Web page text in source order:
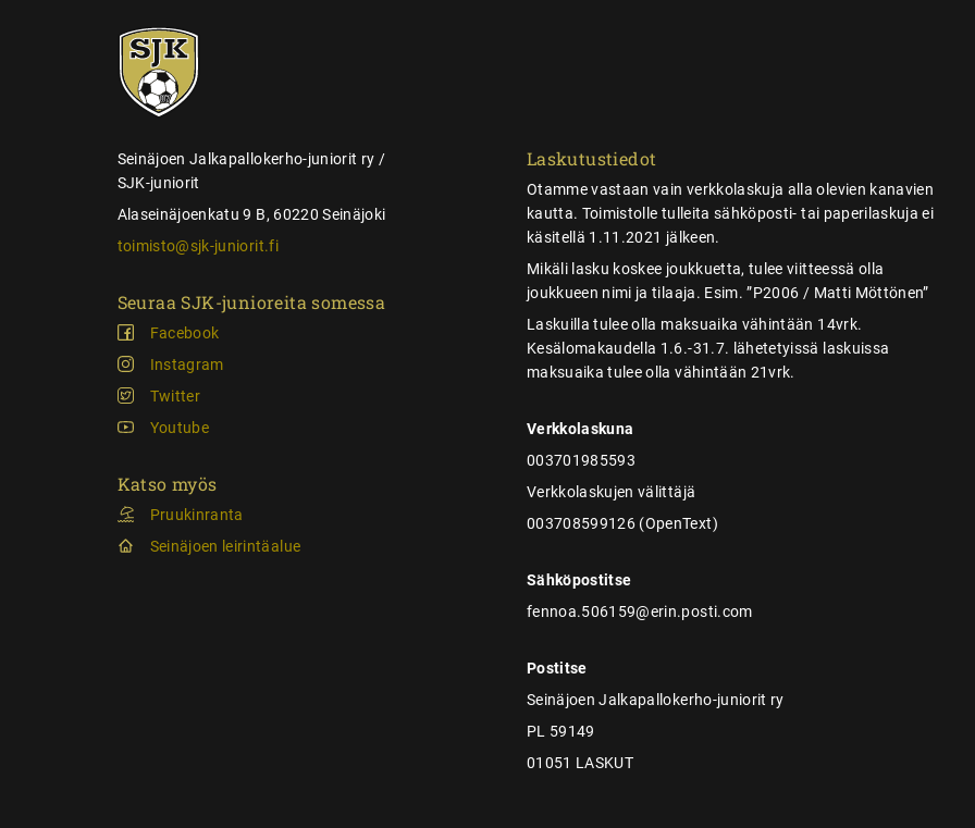
SJK-
juniorit
Seinäjoen Jalkapallokerho-juniorit ry /
SJK-juniorit
Alaseinäjoenkatu 9 B, 60220 Seinäjoki
toimisto@sjk-juniorit.fi
Seuraa SJK-junioreita somessa
Facebook
Instagram
Twitter
Youtube
Katso myös
Pruukinranta
Seinäjoen leirintäalue
Laskutustiedot
Otamme vastaan vain verkkolaskuja alla olevien kanavien
kautta. Toimistolle tulleita sähköposti- tai paperilaskuja ei
käsitellä 1.11.2021 jälkeen.
Mikäli lasku koskee joukkuetta, tulee viitteessä olla
joukkueen nimi ja tilaaja. Esim. ”P2006 / Matti Möttönen”
Laskuilla tulee olla maksuaika vähintään 14vrk.
Kesälomakaudella 1.6.-31.7. lähetetyissä laskuissa
maksuaika tulee olla vähintään 21vrk.
Verkkolaskuna
003701985593
Verkkolaskujen välittäjä
003708599126 (OpenText)
Sähköpostitse
fennoa.506159@erin.posti.com
Postitse
Seinäjoen Jalkapallokerho-juniorit ry
PL 59149
01051 LASKUT